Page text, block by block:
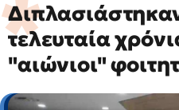
τελευταία
"αιώνιοι"